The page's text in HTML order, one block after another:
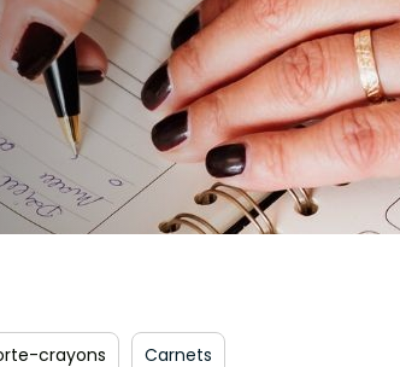
crayons Carnets